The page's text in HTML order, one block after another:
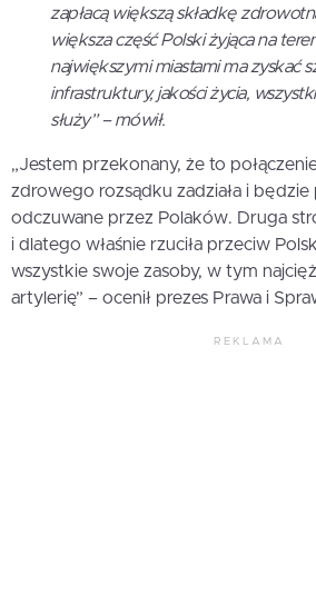
zapłacą większą składkę
większa część Polski żyjąca na
największymi miastami ma zyskać
infrastruktury, jakości życia,
służy” – mówił.
„Jestem przekonany, że to
zdrowego rozsądku zadziała i
odczuwane przez Polaków. Druga
i dlatego właśnie rzuciła przeciw
wszystkie swoje zasoby, w tym
artylerię” – ocenił prezes Prawa i
REKLAMA